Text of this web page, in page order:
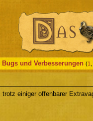
Bugs und Verbesserungen (1
trotz einiger offenbarer